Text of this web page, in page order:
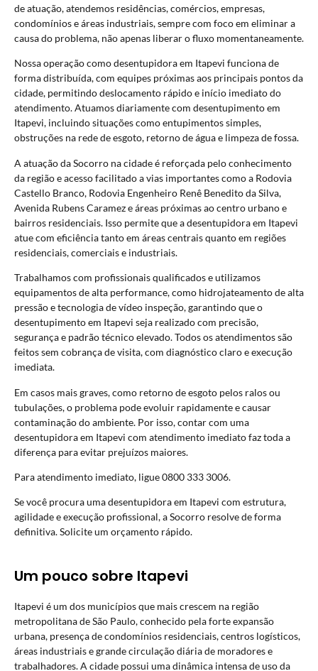
de atuação, atendemos residências, comércios, empresas,
condomínios e áreas industriais, sempre com foco em eliminar a
causa do problema, não apenas liberar o fluxo momentaneamente.
Nossa operação como desentupidora em Itapevi funciona de
forma distribuída, com equipes próximas aos principais pontos da
cidade, permitindo deslocamento rápido e início imediato do
atendimento. Atuamos diariamente com desentupimento em
Itapevi, incluindo situações como entupimentos simples,
obstruções na rede de esgoto, retorno de água e limpeza de fossa.
A atuação da Socorro na cidade é reforçada pelo conhecimento
da região e acesso facilitado a vias importantes como a Rodovia
Castello Branco, Rodovia Engenheiro Renê Benedito da Silva,
Avenida Rubens Caramez e áreas próximas ao centro urbano e
bairros residenciais. Isso permite que a desentupidora em Itapevi
atue com eficiência tanto em áreas centrais quanto em regiões
residenciais, comerciais e industriais.
Trabalhamos com profissionais qualificados e utilizamos
equipamentos de alta performance, como hidrojateamento de alta
pressão e tecnologia de vídeo inspeção, garantindo que o
desentupimento em Itapevi seja realizado com precisão,
segurança e padrão técnico elevado. Todos os atendimentos são
feitos sem cobrança de visita, com diagnóstico claro e execução
imediata.
Em casos mais graves, como retorno de esgoto pelos ralos ou
tubulações, o problema pode evoluir rapidamente e causar
contaminação do ambiente. Por isso, contar com uma
desentupidora em Itapevi com atendimento imediato faz toda a
diferença para evitar prejuízos maiores.
Para atendimento imediato, ligue 0800 333 3006.
Se você procura uma desentupidora em Itapevi com estrutura,
agilidade e execução profissional, a Socorro resolve de forma
definitiva. Solicite um orçamento rápido.
Um pouco sobre Itapevi
Itapevi é um dos municípios que mais crescem na região
metropolitana de São Paulo, conhecido pela forte expansão
urbana, presença de condomínios residenciais, centros logísticos,
áreas industriais e grande circulação diária de moradores e
trabalhadores. A cidade possui uma dinâmica intensa de uso da